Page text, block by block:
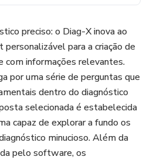
preciso: o Diag-X inova ao
para a criação de
com informações relevantes.
por uma série de perguntas que
dentro do diagnóstico
selecionada é estabelecida
capaz de explorar a fundo os
minucioso. Além da
pelo software, os